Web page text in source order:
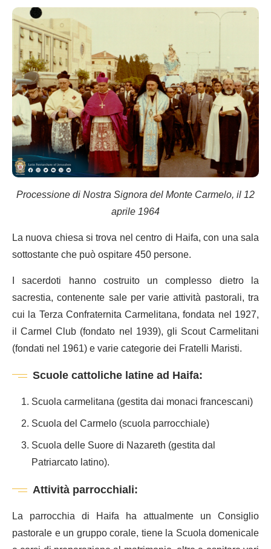
Processione di Nostra Signora del Monte Carmelo, il 12
aprile 1964
La nuova chiesa si trova nel centro di Haifa, con una sala
sottostante che può ospitare 450 persone.
I sacerdoti hanno costruito un complesso dietro la
sacrestia, contenente sale per varie attività pastorali, tra
cui la Terza Confraternita Carmelitana, fondata nel 1927,
il Carmel Club (fondato nel 1939), gli Scout Carmelitani
(fondati nel 1961) e varie categorie dei Fratelli Maristi.
Scuole cattoliche latine ad Haifa:
Scuola carmelitana (gestita dai monaci francescani)
Scuola del Carmelo (scuola parrocchiale)
Scuola delle Suore di Nazareth (gestita dal
Patriarcato latino).
Attività parrocchiali:
La parrocchia di Haifa ha attualmente un Consiglio
pastorale e un gruppo corale, tiene la Scuola domenicale